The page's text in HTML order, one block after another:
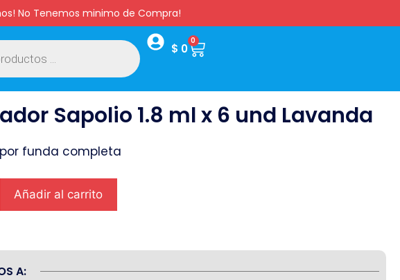
No Tenemos minimo de Compra!
$ 0
0
Sapolio 1.8 ml x 6 und Lavanda
funda completa
Añadir al carrito
A: